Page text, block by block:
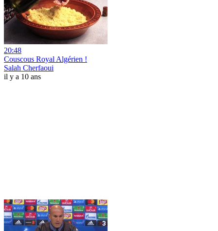
20:48
Couscous Royal Algérien !
Salah Cherfaoui
il y a 10 ans